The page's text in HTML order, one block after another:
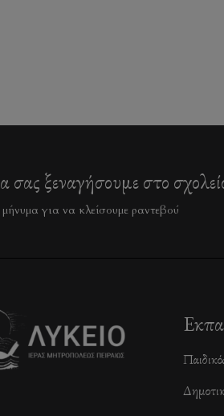
σας ξεναγήσουμε στο
μήνυμα για να κλείσουμε ραντεβού